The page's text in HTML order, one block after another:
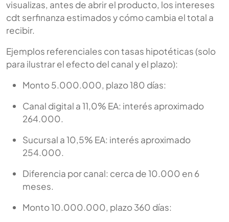
visualizas, antes de abrir el producto, los intereses
cdt serfinanza estimados y cómo cambia el total a
recibir.
Ejemplos referenciales con tasas hipotéticas (solo
para ilustrar el efecto del canal y el plazo):
Monto 5.000.000, plazo 180 días:
Canal digital a 11,0% EA: interés aproximado
264.000.
Sucursal a 10,5% EA: interés aproximado
254.000.
Diferencia por canal: cerca de 10.000 en 6
meses.
Monto 10.000.000, plazo 360 días: